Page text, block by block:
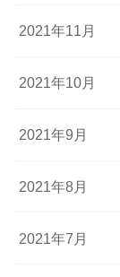
2021年11月
2021年10月
2021年9月
2021年8月
2021年7月